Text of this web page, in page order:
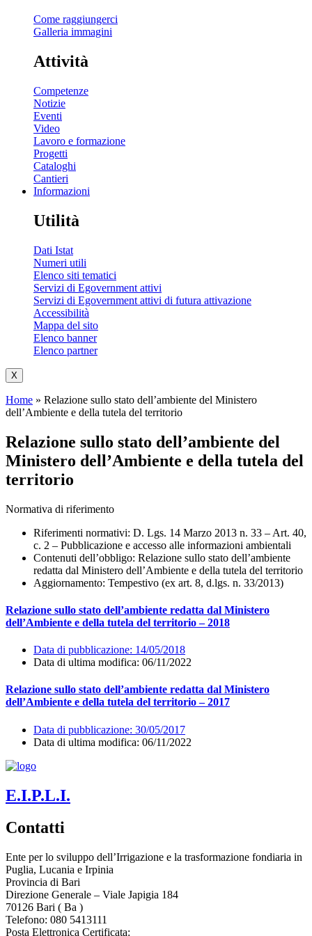
Come raggiungerci
Galleria immagini
Attività
Competenze
Notizie
Eventi
Video
Lavoro e formazione
Progetti
Cataloghi
Cantieri
Informazioni
Utilità
Dati Istat
Numeri utili
Elenco siti tematici
Servizi di Egovernment attivi
Servizi di Egovernment attivi di futura attivazione
Accessibilità
Mappa del sito
Elenco banner
Elenco partner
X
Home » Relazione sullo stato dell’ambiente del Ministero
dell’Ambiente e della tutela del territorio
Relazione sullo stato dell’ambiente del
Ministero dell’Ambiente e della tutela del
territorio
Normativa di riferimento
Riferimenti normativi: D. Lgs. 14 Marzo 2013 n. 33 – Art. 40,
c. 2 – Pubblicazione e accesso alle informazioni ambientali
Contenuti dell’obbligo: Relazione sullo stato dell’ambiente
redatta dal Ministero dell’Ambiente e della tutela del territorio
Aggiornamento: Tempestivo (ex art. 8, d.lgs. n. 33/2013)
Relazione sullo stato dell’ambiente redatta dal Ministero
dell’Ambiente e della tutela del territorio – 2018
Data di pubblicazione: 14/05/2018
Data di ultima modifica: 06/11/2022
Relazione sullo stato dell’ambiente redatta dal Ministero
dell’Ambiente e della tutela del territorio – 2017
Data di pubblicazione: 30/05/2017
Data di ultima modifica: 06/11/2022
E.I.P.L.I.
Contatti
Ente per lo sviluppo dell’Irrigazione e la trasformazione fondiaria in
Puglia, Lucania e Irpinia
Provincia di Bari
Direzione Generale – Viale Japigia 184
70126 Bari ( Ba )
Telefono: 080 5413111
Posta Elettronica Certificata: